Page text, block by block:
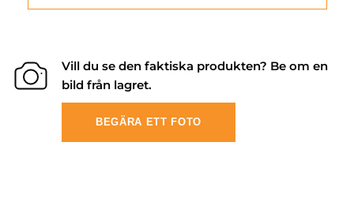
Vill du se den faktiska produkten? Be om en
bild från lagret.
BEGÄRA ETT FOTO